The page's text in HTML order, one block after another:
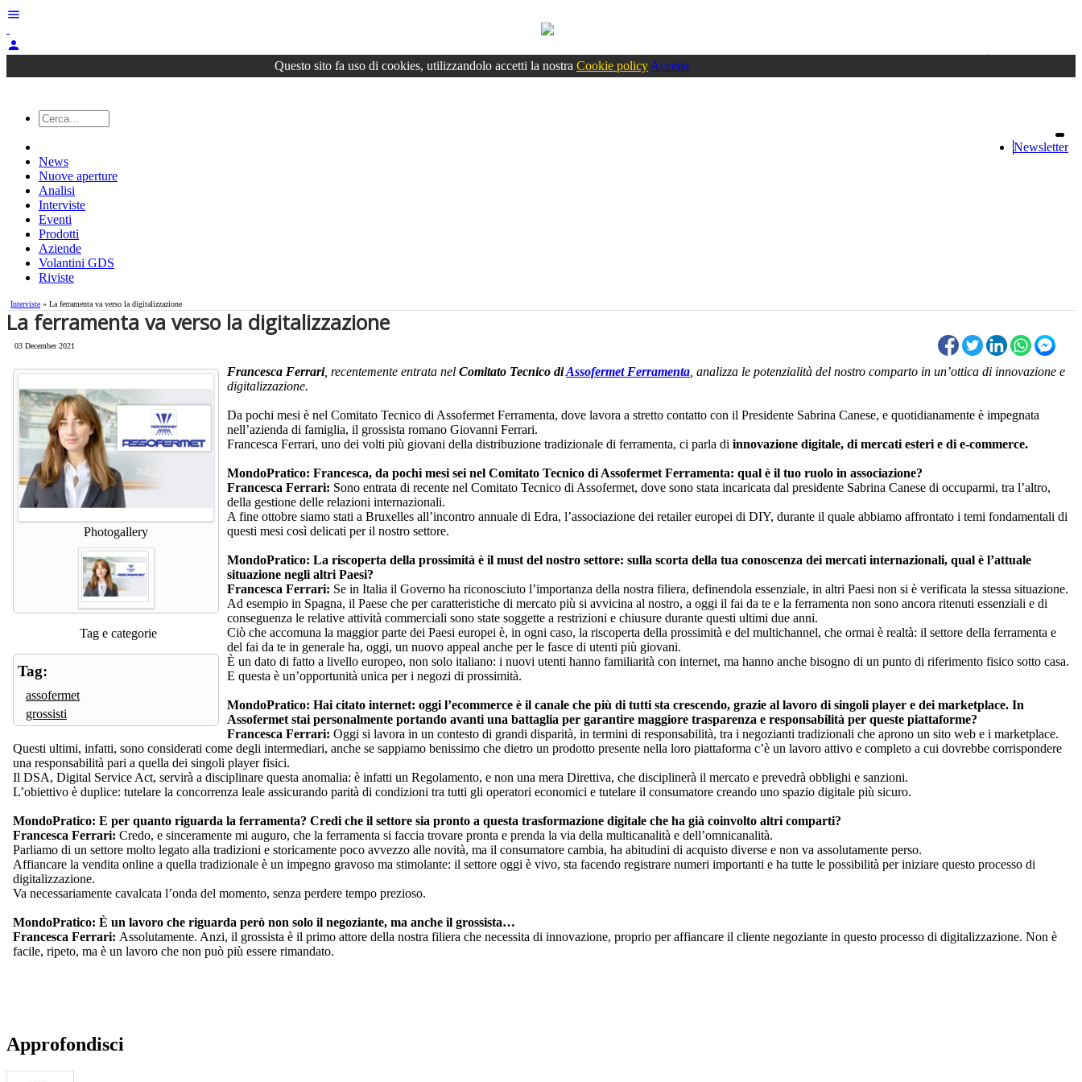
menu
person
Accedioppure registrati
Questo sito fa uso di cookies, utilizzandolo accetti la nostra Cookie policy Accetta
Newsletter
News
Nuove aperture
Analisi
Interviste
Eventi
Prodotti
Aziende
Volantini GDS
Riviste
Interviste » La ferramenta va verso la digitalizzazione
La ferramenta va verso la digitalizzazione
03 December 2021
Photogallery
Tag e categorie
Tag:
assofermet
grossisti
Francesca Ferrari, recentemente entrata nel Comitato Tecnico diAssofermet Ferramenta , analizza le potenzialità del nostro comparto in un’ottica di innovazione e
digitalizzazione.
Da pochi mesi è nel Comitato Tecnico di Assofermet Ferramenta, dove lavora a stretto contatto con il Presidente Sabrina Canese, e quotidianamente è impegnata
nell’azienda di famiglia, il grossista romano Giovanni Ferrari.
Francesca Ferrari, uno dei volti più giovani della distribuzione tradizionale di ferramenta, ci parla di innovazione digitale, di mercati esteri e di e-commerce.
MondoPratico: Francesca, da pochi mesi sei nel Comitato Tecnico di Assofermet Ferramenta: qual è il tuo ruolo in associazione?
Francesca Ferrari: Sono entrata di recente nel Comitato Tecnico di Assofermet, dove sono stata incaricata dal presidente Sabrina Canese di occuparmi, tra l’altro,
della gestione delle relazioni internazionali.
A fine ottobre siamo stati a Bruxelles all’incontro annuale di Edra, l’associazione dei retailer europei di DIY, durante il quale abbiamo affrontato i temi fondamentali di
questi mesi così delicati per il nostro settore.
MondoPratico: La riscoperta della prossimità è il must del nostro settore: sulla scorta della tua conoscenza dei mercati internazionali, qual è l’attuale
situazione negli altri Paesi?
Francesca Ferrari: Se in Italia il Governo ha riconosciuto l’importanza della nostra filiera, definendola essenziale, in altri Paesi non si è verificata la stessa situazione.
Ad esempio in Spagna, il Paese che per caratteristiche di mercato più si avvicina al nostro, a oggi il fai da te e la ferramenta non sono ancora ritenuti essenziali e di
conseguenza le relative attività commerciali sono state soggette a restrizioni e chiusure durante questi ultimi due anni.
Ciò che accomuna la maggior parte dei Paesi europei è, in ogni caso, la riscoperta della prossimità e del multichannel, che ormai è realtà: il settore della ferramenta e
del fai da te in generale ha, oggi, un nuovo appeal anche per le fasce di utenti più giovani.
È un dato di fatto a livello europeo, non solo italiano: i nuovi utenti hanno familiarità con internet, ma hanno anche bisogno di un punto di riferimento fisico sotto casa.
E questa è un’opportunità unica per i negozi di prossimità.
MondoPratico: Hai citato internet: oggi l’ecommerce è il canale che più di tutti sta crescendo, grazie al lavoro di singoli player e dei marketplace. In
Assofermet stai personalmente portando avanti una battaglia per garantire maggiore trasparenza e responsabilità per queste piattaforme?
Francesca Ferrari: Oggi si lavora in un contesto di grandi disparità, in termini di responsabilità, tra i negozianti tradizionali che aprono un sito web e i marketplace.
Questi ultimi, infatti, sono considerati come degli intermediari, anche se sappiamo benissimo che dietro un prodotto presente nella loro piattaforma c’è un lavoro attivo e completo a cui dovrebbe corrispondere
una responsabilità pari a quella dei singoli player fisici.
Il DSA, Digital Service Act, servirà a disciplinare questa anomalia: è infatti un Regolamento, e non una mera Direttiva, che disciplinerà il mercato e prevedrà obblighi e sanzioni.
L’obiettivo è duplice: tutelare la concorrenza leale assicurando parità di condizioni tra tutti gli operatori economici e tutelare il consumatore creando uno spazio digitale più sicuro.
MondoPratico: E per quanto riguarda la ferramenta? Credi che il settore sia pronto a questa trasformazione digitale che ha già coinvolto altri comparti?
Francesca Ferrari: Credo, e sinceramente mi auguro, che la ferramenta si faccia trovare pronta e prenda la via della multicanalità e dell’omnicanalità.
Parliamo di un settore molto legato alla tradizioni e storicamente poco avvezzo alle novità, ma il consumatore cambia, ha abitudini di acquisto diverse e non va assolutamente perso.
Affiancare la vendita online a quella tradizionale è un impegno gravoso ma stimolante: il settore oggi è vivo, sta facendo registrare numeri importanti e ha tutte le possibilità per iniziare questo processo di
digitalizzazione.
Va necessariamente cavalcata l’onda del momento, senza perdere tempo prezioso.
MondoPratico: È un lavoro che riguarda però non solo il negoziante, ma anche il grossista…
Francesca Ferrari: Assolutamente. Anzi, il grossista è il primo attore della nostra filiera che necessita di innovazione, proprio per affiancare il cliente negoziante in questo processo di digitalizzazione. Non è
facile, ripeto, ma è un lavoro che non può più essere rimandato.
Approfondisci